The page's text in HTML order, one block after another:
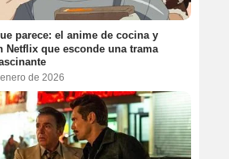
parece: el anime de cocina y
Netflix que esconde una trama
de 2026